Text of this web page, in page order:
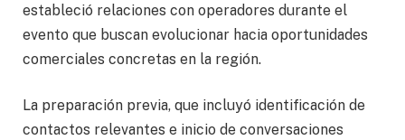
estableció relaciones con operadores durante el
evento que buscan evolucionar hacia oportunidades
comerciales concretas en la región.
La preparación previa, que incluyó identificación de
contactos relevantes e inicio de conversaciones